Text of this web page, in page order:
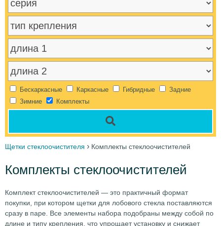
Бескаркасные Каркасные Гибридные
Задние
Зимние
Комплекты
Щетки стеклоочистителя › Комплекты стеклоочистителей
Комплекты стеклоочистителей
Комплект стеклоочистителей — это практичный формат
покупки, при котором щетки для лобового стекла поставляются
сразу в паре. Все элементы набора подобраны между собой по
длине и типу крепления, что упрощает установку и снижает